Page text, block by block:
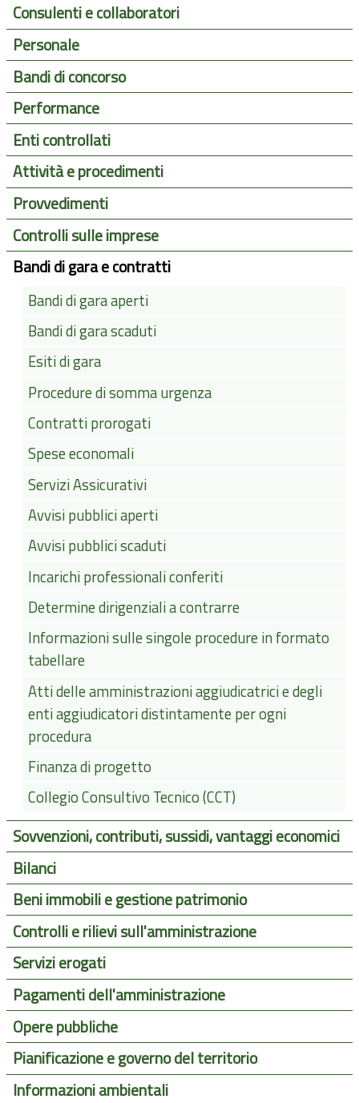
Consulenti e collaboratori
Personale
Bandi di concorso
Performance
Enti controllati
Attività e procedimenti
Provvedimenti
Controlli sulle imprese
Bandi di gara e contratti
Bandi di gara aperti
Bandi di gara scaduti
Esiti di gara
Procedure di somma urgenza
Contratti prorogati
Spese economali
Servizi Assicurativi
Avvisi pubblici aperti
Avvisi pubblici scaduti
Incarichi professionali conferiti
Determine dirigenziali a contrarre
Informazioni sulle singole procedure in formato
tabellare
Atti delle amministrazioni aggiudicatrici e degli
enti aggiudicatori distintamente per ogni
procedura
Finanza di progetto
Collegio Consultivo Tecnico (CCT)
Sovvenzioni, contributi, sussidi, vantaggi economici
Bilanci
Beni immobili e gestione patrimonio
Controlli e rilievi sull'amministrazione
Servizi erogati
Pagamenti dell'amministrazione
Opere pubbliche
Pianificazione e governo del territorio
Informazioni ambientali